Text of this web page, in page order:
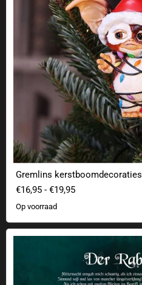
Gremlins kerstboomdecoraties
€16,95 - €19,95
Op voorraad